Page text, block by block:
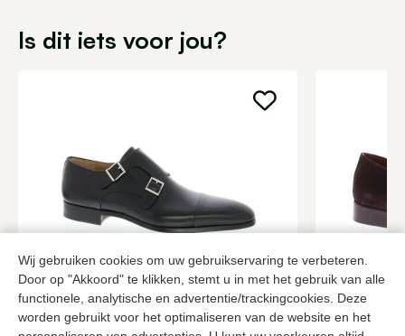
Wij gebruiken cookies om uw gebruikservaring te verbeteren.
Door op "Akkoord" te klikken, stemt u in met het gebruik van alle
functionele, analytische en advertentie/trackingcookies. Deze
worden gebruikt voor het optimaliseren van de website en het
Is dit iets voor jou?
Magnanni
Zwarte gespschoenen heren
2 kleuren
Bruine